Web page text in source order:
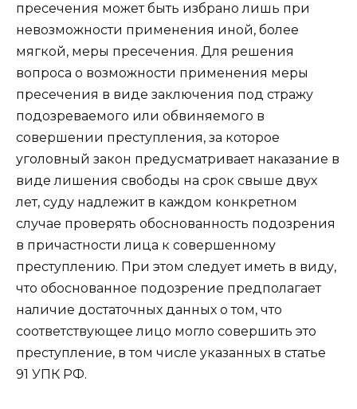
пресечения может быть избрано лишь при
невозможности применения иной, более
мягкой, меры пресечения. Для решения
вопроса о возможности применения меры
пресечения в виде заключения под стражу
подозреваемого или обвиняемого в
совершении преступления, за которое
уголовный закон предусматривает наказание в
виде лишения свободы на срок свыше двух
лет, суду надлежит в каждом конкретном
случае проверять обоснованность подозрения
в причастности лица к совершенному
преступлению. При этом следует иметь в виду,
что обоснованное подозрение предполагает
наличие достаточных данных о том, что
соответствующее лицо могло совершить это
преступление, в том числе указанных в статье
91 УПК РФ.